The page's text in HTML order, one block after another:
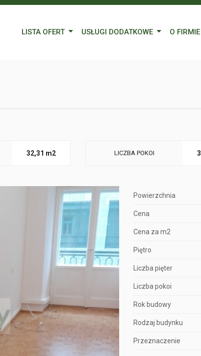
LISTA OFERT USŁUGI DODATKOWE O FIRMIE
32,31 m2 LICZBA POKOI 3
Powierzchnia
Cena
Cena za m2
Piętro
Liczba pięter
Liczba pokoi
Rok budowy
Rodzaj budynku
Przeznaczenie